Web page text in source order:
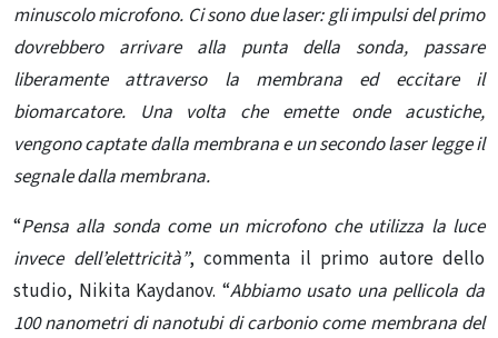
minuscolo microfono. Ci sono due laser: gli impulsi del primo
dovrebbero arrivare alla punta della sonda, passare
liberamente attraverso la membrana ed eccitare il
biomarcatore. Una volta che emette onde acustiche,
vengono captate dalla membrana e un secondo laser legge il
segnale dalla membrana.
“Pensa alla sonda come un microfono che utilizza la luce
invece dell’elettricità”, commenta il primo autore dello
studio, Nikita Kaydanov. “Abbiamo usato una pellicola da
100 nanometri di nanotubi di carbonio come membrana del